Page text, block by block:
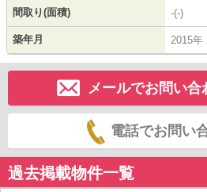
間取り(面積) -(-)
築年月 2015年
メールでお問い合
電話でお問い
過去掲載物件一覧